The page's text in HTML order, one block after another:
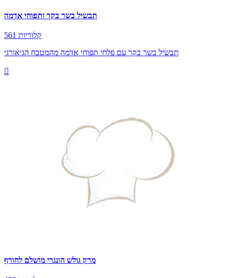
תבשיל בשר בקר ותפוחי אדמה
561 קלוריות
תבשיל בשר בקר עם פלחי תפוחי אדמה מהמטבח הגיאורגי

מרק גולש הונגרי מושלם לחורף